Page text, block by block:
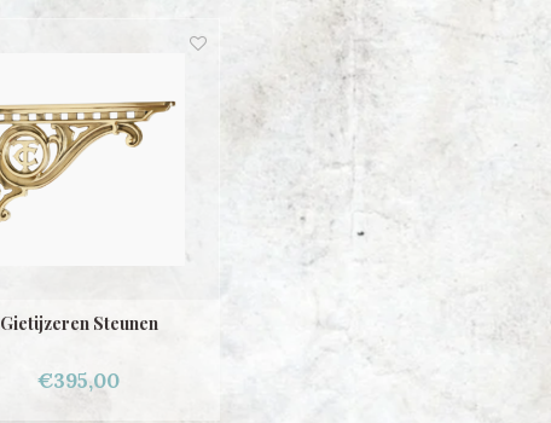
Gietijzeren Steunen
€395,00